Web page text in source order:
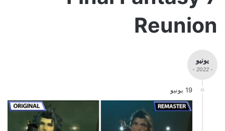
Reunion
يونيو
- 2022 -
19 يونيو